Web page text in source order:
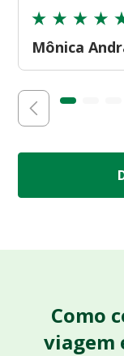
Mônica
Como
viagem